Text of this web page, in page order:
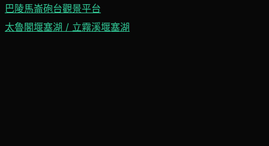
巴陵馬崙砲台觀景平台
太魯閣堰塞湖 / 立霧溪堰塞湖